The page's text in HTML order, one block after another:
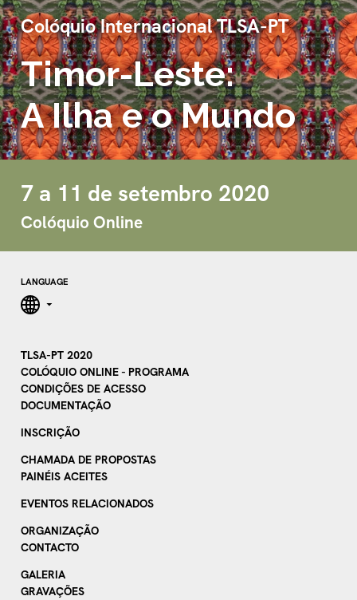
Colóquio Internacional TLSA-PT
Timor-Leste:
A Ilha e o Mundo
7 a 11 de setembro 2020
Colóquio Online
LANGUAGE
TLSA-PT 2020
COLÓQUIO ONLINE - PROGRAMA
CONDIÇÕES DE ACESSO
DOCUMENTAÇÃO
INSCRIÇÃO
CHAMADA DE PROPOSTAS
PAINÉIS ACEITES
EVENTOS RELACIONADOS
ORGANIZAÇÃO
CONTACTO
GALERIA
GRAVAÇÕES